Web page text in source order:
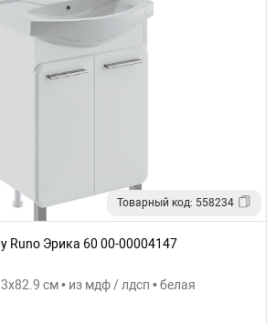
Товарный код: 558234
Runo Эрика 60 00-00004147
см • из мдф / лдсп • белая